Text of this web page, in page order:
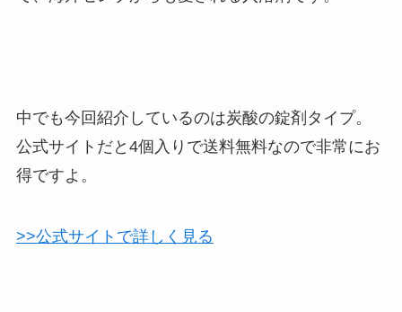
中でも今回紹介しているのは炭酸の錠剤タイプ。
公式サイトだと4個入りで送料無料なので非常にお
得ですよ。
>>公式サイトで詳しく見る